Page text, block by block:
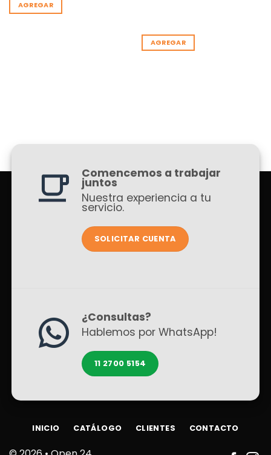
AGREGAR
AGREGAR
Comencemos a trabajar
juntos
Nuestra experiencia a tu
servicio.
SOLICITAR CUENTA
¿Consultas?
Hablemos por WhatsApp!
11 2700 5154
INICIO CATÁLOGO CLIENTES CONTACTO